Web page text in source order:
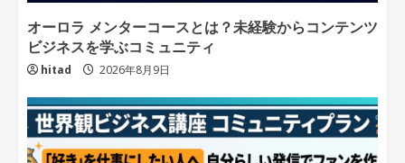
オーロラ メンターコースとは？未経験からコンテンツ
ビジネスを学ぶコミュニティ
hitad 2026年8月9日